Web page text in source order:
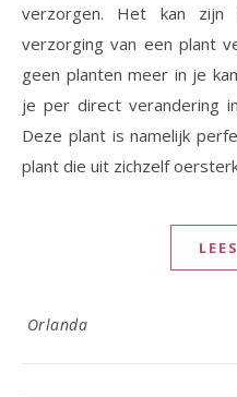
verzorgen. Het kan
verzorging van een plant
geen planten meer in je
je per direct verandering
Deze plant is namelijk
plant die uit zichzelf
Orlanda